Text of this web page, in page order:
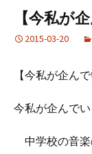
ン
ツ
キ
プ
【今私が
2015-03-20
【今私が企んで
今私が企んで
中学校の音楽